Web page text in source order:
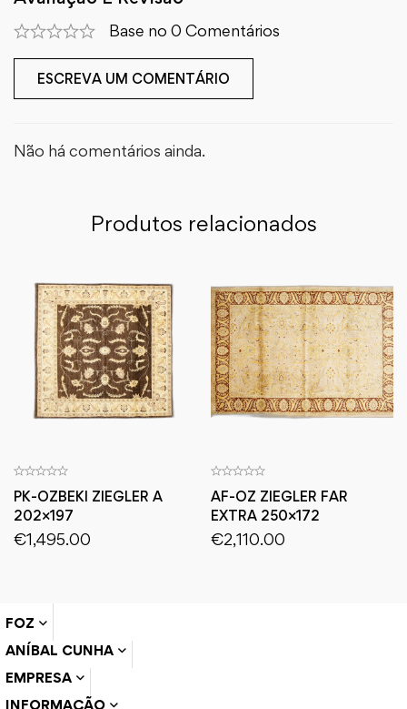
Base no 0 Comentários
ESCREVA UM COMENTÁRIO
Não há comentários ainda.
Produtos relacionados
PK-OZBEKI ZIEGLER A
202×197
€1,495.00
AF-OZ ZIEGLER FAR
EXTRA 250×172
€2,110.00
FOZ
ANÍBAL CUNHA
EMPRESA
INFORMAÇÃO